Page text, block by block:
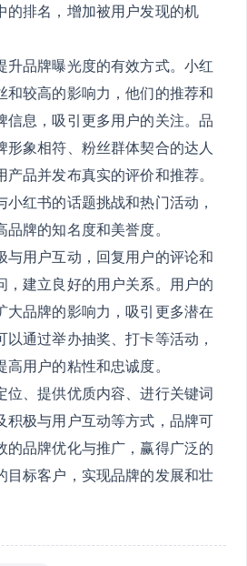
的排名，增加被用户发现的机
升品牌曝光度的有效方式。小红
和较高的影响力，他们的推荐和
信息，吸引更多用户的关注。品
形象相符、粉丝群体契合的达人
品并发布真实的评价和推荐。
红书的话题挑战和热门活动，
牌的知名度和美誉度。
与用户互动，回复用户的评论和
，建立良好的用户关系。用户的
大品牌的影响力，吸引更多潜在
通过举办抽奖、打卡等活动，
用户的粘性和忠诚度。
位、提供优质内容、进行关键词
积极与用户互动等方式，品牌可
的品牌优化与推广，赢得广泛的
目标客户，实现品牌的发展和壮